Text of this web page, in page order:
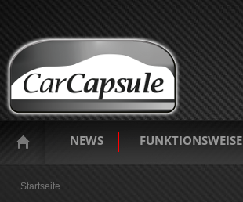
NEWS FUNKTIONSWEISE
Sie sind hier
Startseite